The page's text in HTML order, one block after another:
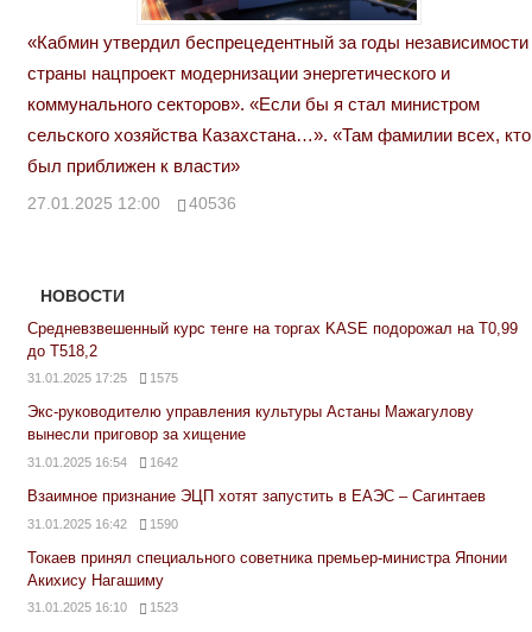
«Кабмин утвердил беспрецедентный за годы независимости
страны нацпроект модернизации энергетического и
коммунального секторов». «Если бы я стал министром
сельского хозяйства Казахстана…». «Там фамилии всех, кто
был приближен к власти»
27.01.2025 12:00 40536
НОВОСТИ
Средневзвешенный курс тенге на торгах KASE подорожал на Т0,99
до Т518,2
31.01.2025 17:25 1575
Экс-руководителю управления культуры Астаны Мажагулову
вынесли приговор за хищение
31.01.2025 16:54 1642
Взаимное признание ЭЦП хотят запустить в ЕАЭС – Сагинтаев
31.01.2025 16:42 1590
Токаев принял специального советника премьер-министра Японии
Акихису Нагашиму
31.01.2025 16:10 1523